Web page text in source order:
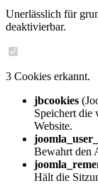
Unerlässlich für
deaktivierbar.
3 Cookies erkannt.
jbcookies
Speichert die
Website.
Bewahrt den
Hält die